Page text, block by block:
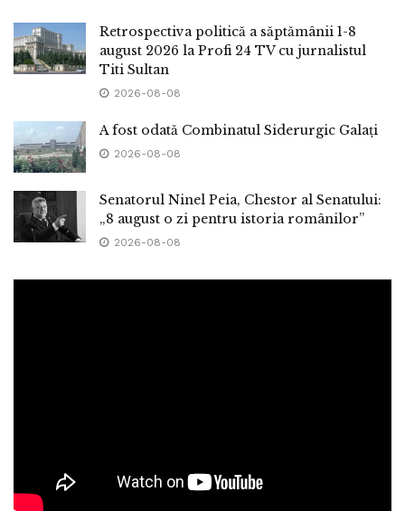
Retrospectiva politică a săptămânii 1-8
august 2026 la Profi 24 TV cu jurnalistul
Titi Sultan
2026-08-08
A fost odată Combinatul Siderurgic Galați
2026-08-08
Senatorul Ninel Peia, Chestor al Senatului:
„8 august o zi pentru istoria românilor”
2026-08-08